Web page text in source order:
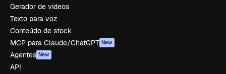
Gerador de vídeos
Texto para voz
Conteúdo de stock
MCP para Claude/ChatGPT New
Agentes New
API